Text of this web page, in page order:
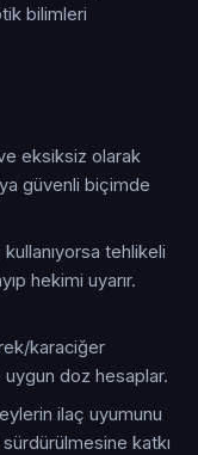
bilimleri
eksiksiz olarak
güvenli biçimde
tehlikeli
hekimi uyarır.
karaciğer
doz hesaplar.
ilaç uyumunu
katkı